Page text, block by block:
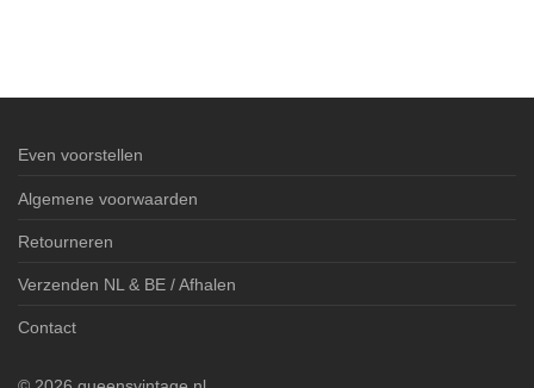
Even voorstellen
Algemene voorwaarden
Retourneren
Verzenden NL & BE / Afhalen
Contact